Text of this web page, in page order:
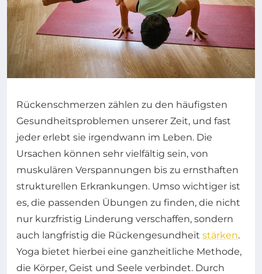
Rückenschmerzen zählen zu den häufigsten
Gesundheitsproblemen unserer Zeit, und fast
jeder erlebt sie irgendwann im Leben. Die
Ursachen können sehr vielfältig sein, von
muskulären Verspannungen bis zu ernsthaften
strukturellen Erkrankungen. Umso wichtiger ist
es, die passenden Übungen zu finden, die nicht
nur kurzfristig Linderung verschaffen, sondern
auch langfristig die Rückengesundheit stärken.
Yoga bietet hierbei eine ganzheitliche Methode,
die Körper, Geist und Seele verbindet. Durch